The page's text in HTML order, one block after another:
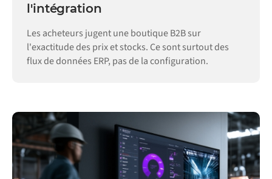
l'intégration
Les acheteurs jugent une boutique B2B sur
l'exactitude des prix et stocks. Ce sont surtout des
flux de données ERP, pas de la configuration.